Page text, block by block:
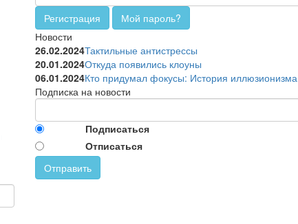
Регистрация
Мой пароль?
Новости
26.02.2024Тактильные антистрессы
20.01.2024Откуда появились клоуны
06.01.2024Кто придумал фокусы: История иллюзионизма
Подписка на новости
Подписаться
Отписаться
Отправить